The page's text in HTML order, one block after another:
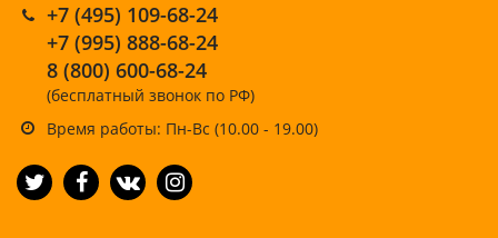
+7 (495) 109-68-24
+7 (995) 888-68-24
8 (800) 600-68-24
(бесплатный звонок по РФ)
Время работы: Пн-Вс (10.00 - 19.00)